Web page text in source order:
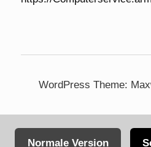
WordPress Theme:
Normale Version